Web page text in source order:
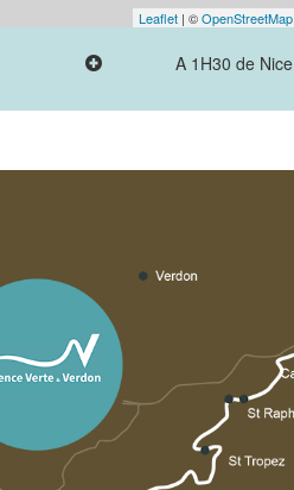
Leaflet | ©OpenStreetMap
A 1H30 de Nice